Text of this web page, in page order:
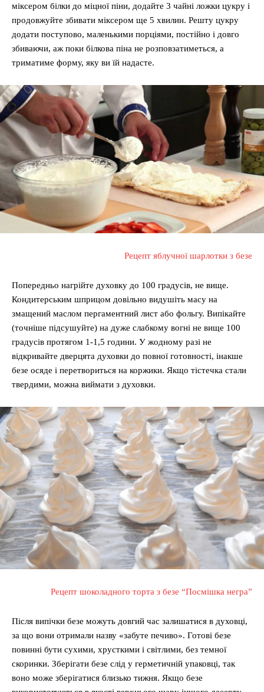
міксером білки до міцної піни, додайте 3 чайні ложки цукру і
продовжуйте збивати міксером ще 5 хвилин. Решту цукру
додати поступово, маленькими порціями, постійно і довго
збиваючи, аж поки білкова піна не розповзатиметься, а
триматиме форму, яку ви їй надасте.
Рецепт яблучної шарлотки з безе
Попередньо нагрійте духовку до 100 градусів, не вище.
Кондитерським шприцом довільно видушіть масу на
змащений маслом пергаментний лист або фольгу. Випікайте
(точніше підсушуйте) на дуже слабкому вогні не вище 100
градусів протягом 1-1,5 години. У жодному разі не
відкривайте дверцята духовки до повної готовності, інакше
безе осяде і перетвориться на коржики. Якщо тістечка стали
твердими, можна виймати з духовки.
Рецепт шоколадного торта з безе “Посмішка негра”
Після випічки безе можуть довгий час залишатися в духовці,
за що вони отримали назву «забуте печиво». Готові безе
повинні бути сухими, хрусткими і світлими, без темної
скоринки. Зберігати безе слід у герметичній упаковці, так
воно може зберігатися близько тижня. Якщо безе